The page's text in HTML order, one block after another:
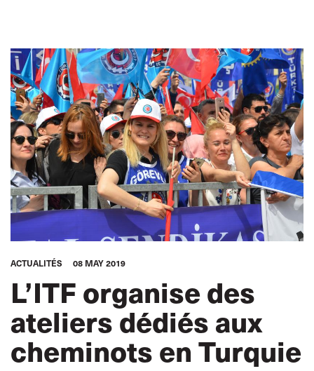
ACTUALITÉS 08 MAY 2019
L’ITF organise des
ateliers dédiés aux
cheminots en Turquie